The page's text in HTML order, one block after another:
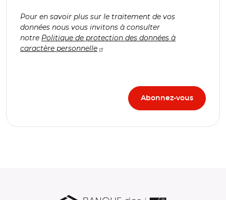
Pour en savoir plus sur le traitement de vos
données nous vous invitons à consulter
notre Politique de protection des données à
caractère personnelle